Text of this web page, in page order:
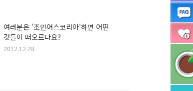
여러분은 '조인어스코리아'하면 어떤
것들이 떠오르나요?
2012.12.28